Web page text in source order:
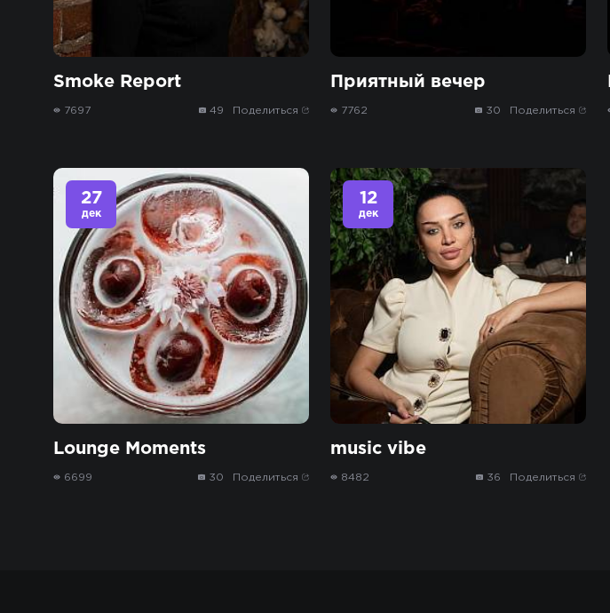
Smoke Report
7697 49 Поделиться
Приятный вечер
7762 30 Поделиться
27
дек
Lounge Moments
6699 30 Поделиться
12
дек
music vibe
8482 36 Поделиться